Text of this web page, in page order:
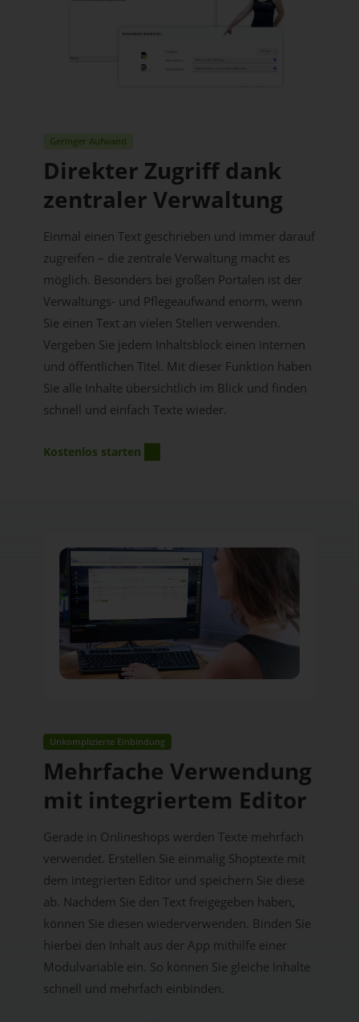
Geringer Aufwand
Direkter Zugriff dank
zentraler Verwaltung
Einmal einen Text geschrieben und immer darauf
zugreifen – die zentrale Verwaltung macht es
möglich. Besonders bei großen Portalen ist der
Verwaltungs- und Pflegeaufwand enorm, wenn
Sie einen Text an vielen Stellen verwenden.
Vergeben Sie jedem Inhaltsblock einen internen
und öffentlichen Titel. Mit dieser Funktion haben
Sie alle Inhalte übersichtlich im Blick und finden
schnell und einfach Texte wieder.
Kostenlos starten
Unkomplizierte Einbindung
Mehrfache Verwendung
mit integriertem Editor
Gerade in Onlineshops werden Texte mehrfach
verwendet. Erstellen Sie einmalig Shoptexte mit
dem integrierten Editor und speichern Sie diese
ab. Nachdem Sie den Text freigegeben haben,
können Sie diesen wiederverwenden. Binden Sie
hierbei den Inhalt aus der App mithilfe einer
Modulvariable ein. So können Sie gleiche Inhalte
schnell und mehrfach einbinden.